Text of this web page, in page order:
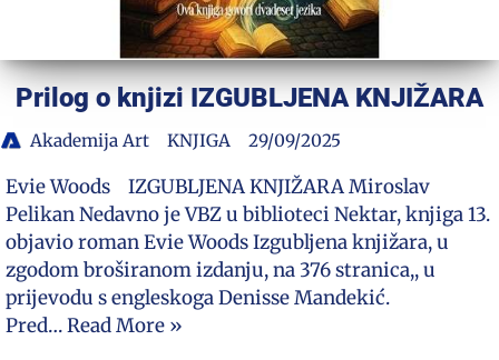
Prilog o knjizi IZGUBLJENA KNJIŽARA
Akademija Art KNJIGA 29/09/2025
Evie Woods IZGUBLJENA KNJIŽARA Miroslav
Pelikan Nedavno je VBZ u biblioteci Nektar, knjiga 13.
objavio roman Evie Woods Izgubljena knjižara, u
zgodom broširanom izdanju, na 376 stranica,, u
prijevodu s engleskoga Denisse Mandekić.
Pred…Read More »